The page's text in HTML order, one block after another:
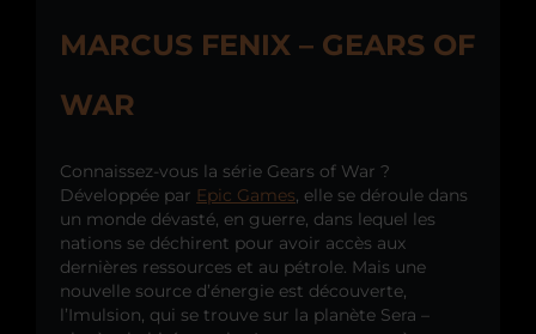
MARCUS FENIX – GEARS OF
WAR
Connaissez-vous la série Gears of War ?
Développée par Epic Games, elle se déroule dans
un monde dévasté, en guerre, dans lequel les
nations se déchirent pour avoir accès aux
dernières ressources et au pétrole. Mais une
nouvelle source d’énergie est découverte,
l’Imulsion, qui se trouve sur la planète Sera –